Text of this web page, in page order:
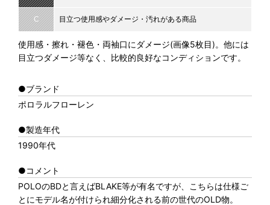
C 目立つ使用感やダメージ・汚れがある商品
使用感・擦れ・褪色・両袖口にダメージ(画像5枚目)。他には
目立つダメージ等なく、比較的良好なコンディションです。
●ブランド
ポロラルフローレン
●製造年代
1990年代
●コメント
POLOのBDと言えばBLAKE等が有名ですが、こちらは仕様ご
とにモデル名が付けられ細分化される前の世代のOLD物。